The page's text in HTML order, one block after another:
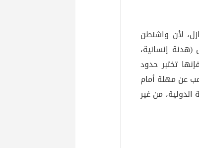
لأن واشنطن
إنسانية،
تختبر حدود
عن مهلة أمام
من غير